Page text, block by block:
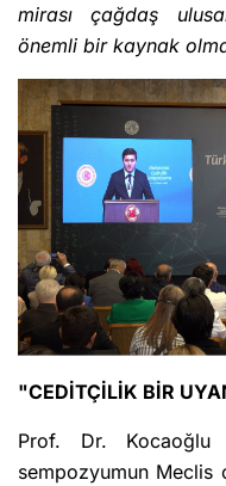
mirası çağdaş
önemli bir kaynak
"CEDİTÇİLİK BİR
Prof. Dr.
sempozyumun Meclis